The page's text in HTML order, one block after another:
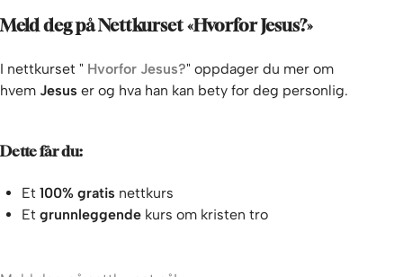
Meld deg på Nettkurset «Hvorfor Jesus?»
I nettkurset " Hvorfor Jesus?" oppdager du mer om
hvem Jesus er og hva han kan bety for deg personlig.
Dette får du:
Et 100% gratis nettkurs
Et grunnleggende kurs om kristen tro